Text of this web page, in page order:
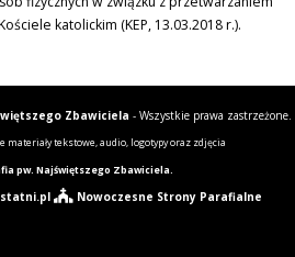
katolickim (KEP, 13.03.2018 r.).
Zbawiciela - Wszystkie prawa zastrzeżone.
tekstowe, audio, logotypy oraz zdjęcia
pw. Najświętszego Zbawiciela.
Nowoczesne Strony Parafialne